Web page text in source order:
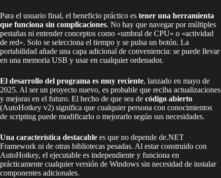
Para el usuario final, el beneficio práctico es tener una herramienta
que funciona sin complicaciones. No hay que navegar por múltiples
pestañas ni entender conceptos como «umbral de CPU» o «actividad
de red». Solo se selecciona el tiempo y se pulsa un botón. La
portabilidad añade una capa adicional de conveniencia: se puede llevar
en una memoria USB y usar en cualquier ordenador.
El desarrollo del programa es muy reciente, lanzado en mayo de
2025. Al ser un proyecto nuevo, es probable que reciba actualizaciones
y mejoras en el futuro. El hecho de que sea de código abierto
(AutoHotkey v2) significa que cualquier persona con conocimientos
de scripting puede modificarlo o mejorarlo según sus necesidades.
Una característica destacable es que no depende de.NET
Framework ni de otras bibliotecas pesadas. Al estar construido con
AutoHotkey, el ejecutable es independiente y funciona en
prácticamente cualquier versión de Windows sin necesidad de instalar
componentes adicionales.